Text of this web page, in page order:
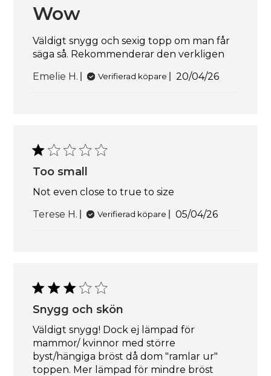
Wow
Väldigt snygg och sexig topp om man får
säga så. Rekommenderar den verkligen
Emelie H.
Verifierad köpare 20/04/26
Too small
Not even close to true to size
Terese H.
Verifierad köpare 05/04/26
Snygg och skön
Väldigt snygg! Dock ej lämpad för
mammor/ kvinnor med större
byst/hängiga bröst då dom "ramlar ur"
toppen. Mer lämpad för mindre bröst